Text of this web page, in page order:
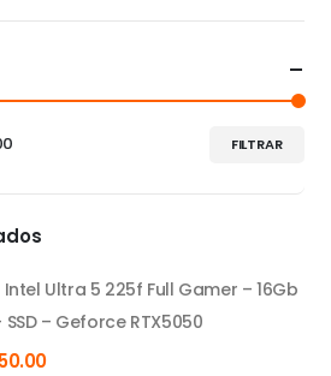
FILTRAR
Intel Ultra 5 225f Full Gamer – 16Gb
SSD – Geforce RTX5050